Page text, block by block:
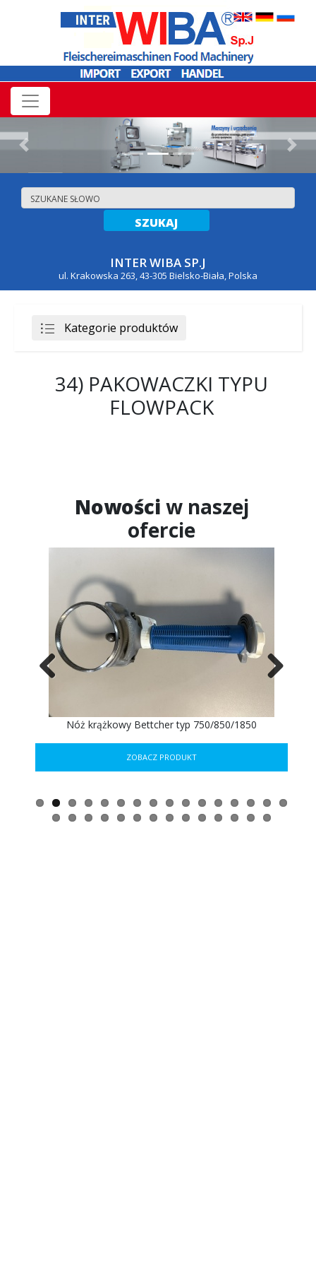
Previous
INTER WIBA SP.J
ul. Krakowska 263, 43-305 Bielsko-Biała, Polska
Kategorie produktów
34) PAKOWACZKI TYPU
FLOWPACK
Nowości w naszej
ofercie
Nóż krążkowy Bettcher typ 750/850/1850
ZOBACZ PRODUKT